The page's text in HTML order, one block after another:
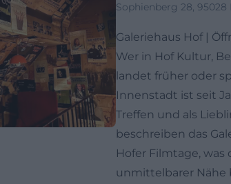
Sophienberg 28,
Galeriehaus Hof |
Wer in Hof Kultur,
landet früher oder
Innenstadt ist seit
Treffen und als
beschreiben das
Hofer Filmtage,
unmittelbarer Nähe